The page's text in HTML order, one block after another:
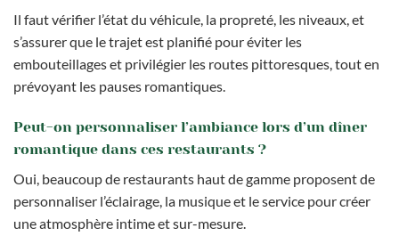
Il faut vérifier l’état du véhicule, la propreté, les niveaux, et
s’assurer que le trajet est planifié pour éviter les
embouteillages et privilégier les routes pittoresques, tout en
prévoyant les pauses romantiques.
Peut-on personnaliser l’ambiance lors d’un dîner
romantique dans ces restaurants ?
Oui, beaucoup de restaurants haut de gamme proposent de
personnaliser l’éclairage, la musique et le service pour créer
une atmosphère intime et sur-mesure.